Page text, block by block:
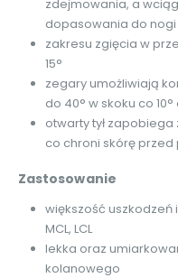
zdejmowania, a
dopasowania do nogi
zakresu zgięcia w
15°
zegary umożliwiają
do 40° w skoku co
otwarty tył
co chroni skórę
Zastosowanie
większość uszkodzeń i
MCL, LCL
lekka oraz
kolanowego